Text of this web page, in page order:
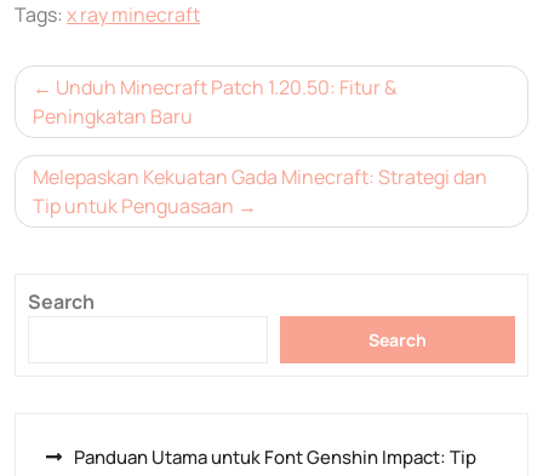
Tags: x ray minecraft
Post
navigation
Unduh Minecraft Patch 1.20.50: Fitur &
Peningkatan Baru
Melepaskan Kekuatan Gada Minecraft: Strategi dan
Tip untuk Penguasaan
Search
Search
Panduan Utama untuk Font Genshin Impact: Tip